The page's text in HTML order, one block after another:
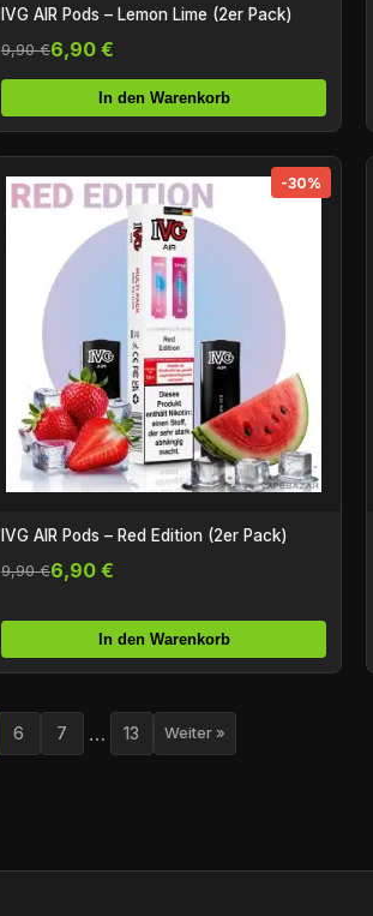
IVG AIR Pods – Lemon Lime (2er Pack)
9,90 €6,90 €
In den Warenkorb
-30%
IVG AIR Pods – Red Edition (2er Pack)
9,90 €6,90 €
In den Warenkorb
6 7 … 13 Weiter »